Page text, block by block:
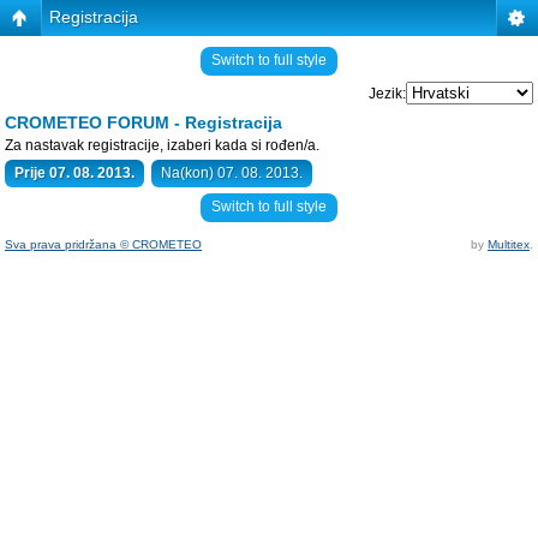
Registracija
Switch to full style
Jezik:
CROMETEO FORUM - Registracija
Za nastavak registracije, izaberi kada si rođen/a.
Prije 07. 08. 2013.
Na(kon) 07. 08. 2013.
Switch to full style
Sva prava pridržana © CROMETEO by Multitex